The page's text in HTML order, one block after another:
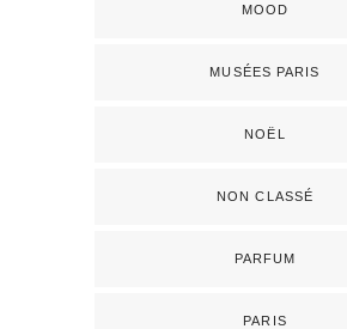
MOOD
MUSÉES PARIS
NOËL
NON CLASSÉ
PARFUM
PARIS